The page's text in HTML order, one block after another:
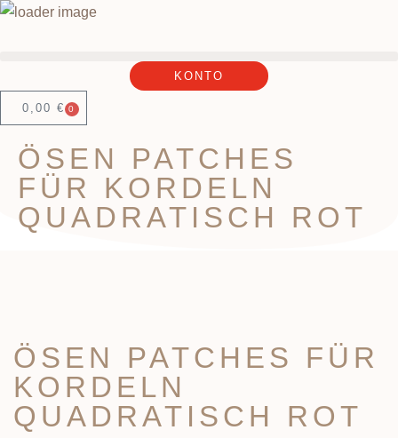
KONTO
0,00 € 0
ÖSEN PATCHES
FÜR KORDELN
QUADRATISCH ROT
ÖSEN PATCHES FÜR
KORDELN
QUADRATISCH ROT